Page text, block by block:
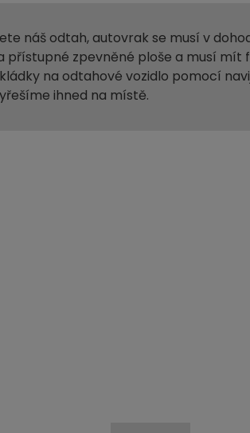
náš odtah, autovrak se musí v
přístupné zpevněné ploše a musí mít
na odtahové vozidlo pomocí
ihned na místě.